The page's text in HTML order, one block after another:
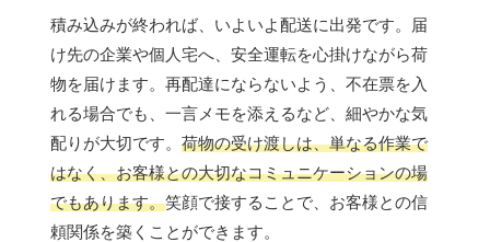
積み込みが終われば、いよいよ配送に出発です。届
け先の企業や個人宅へ、安全運転を心掛けながら荷
物を届けます。再配達にならないよう、不在票を入
れる場合でも、一言メモを添えるなど、細やかな気
配りが大切です。 荷物の受け渡しは、単なる作業で
はなく、お客様との大切なコミュニケーションの場
でもあります。笑顔で接することで、お客様との信
頼関係を築くことができます。